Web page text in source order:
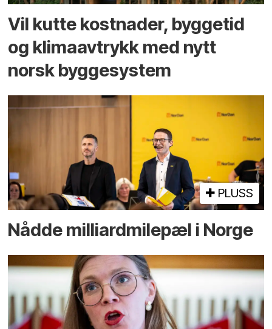
Vil kutte kostnader, byggetid
og klima­avtrykk med nytt
norsk bygge­system
PLUSS
Nådde milliard­­milepæl i Norge